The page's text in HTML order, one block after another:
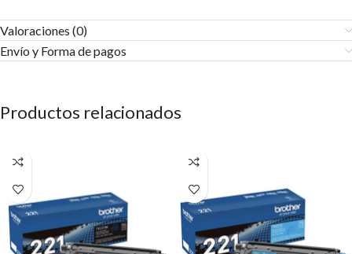
Valoraciones (0)
Envío y Forma de pagos​
Productos relacionados